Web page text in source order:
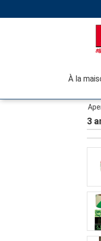
À la
3